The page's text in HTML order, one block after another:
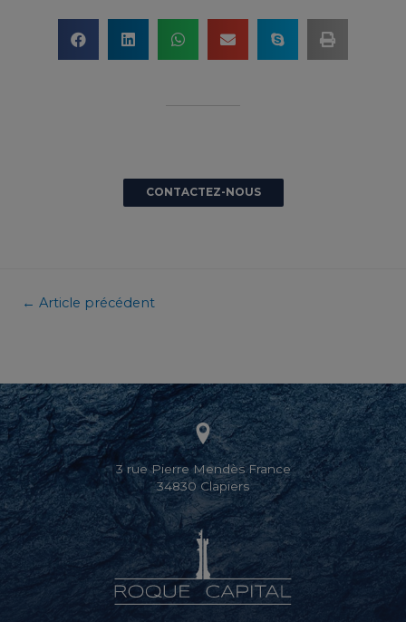
CONTACTEZ-NOUS
Navigation
← Article précédent
3 rue Pierre Mendès France
34830 Clapiers